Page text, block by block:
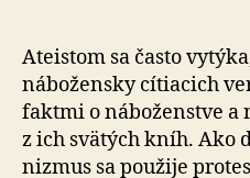
Ateistom sa často
nábožensky cítiacich
faktmi o ná­bo­žen­stve
z ich svätých kníh. Ako
nizmus sa po­u­žije